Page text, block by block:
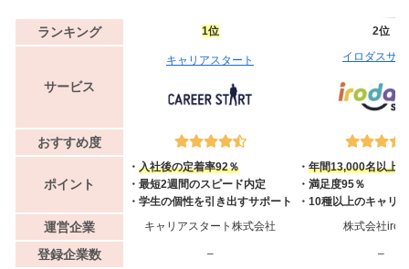
ランキング 1位 2位
サービス
キャリアスタート イロダスサ
おすすめ度
ポイント
・ 入社後の定着率92％
・最短2週間のスピード内定
・学生の個性を引き出すサポート
・ 年間13,000名以上
・満足度95％
・10種以上のキャリ
運営企業 キャリアスタート株式会社 株式会社
登録企業数 – –